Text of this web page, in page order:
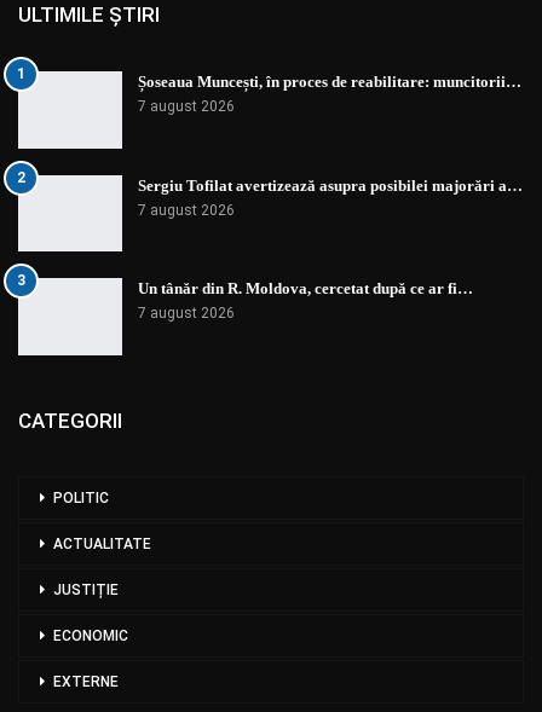
ULTIMILE ȘTIRI
1 Șoseaua Muncești, în proces de reabilitare: muncitorii…
7 august 2026
2 Sergiu Tofilat avertizează asupra posibilei majorări a…
7 august 2026
3 Un tânăr din R. Moldova, cercetat după ce ar fi…
7 august 2026
CATEGORII
POLITIC
ACTUALITATE
JUSTIȚIE
ECONOMIC
EXTERNE